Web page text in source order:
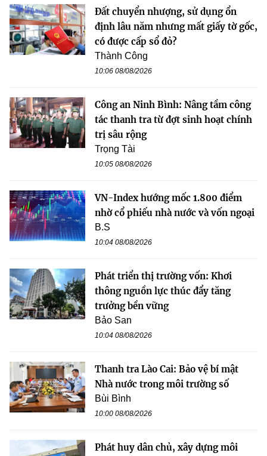
Đất chuyển nhượng, sử dụng ổn
định lâu năm nhưng mất giấy tờ gốc,
có được cấp sổ đỏ?
Thành Công
10:06 08/08/2026
Công an Ninh Bình: Nâng tầm công
tác thanh tra từ đợt sinh hoạt chính
trị sâu rộng
Trọng Tài
10:05 08/08/2026
VN-Index hướng mốc 1.800 điểm
nhờ cổ phiếu nhà nước và vốn ngoại
B.S
10:04 08/08/2026
Phát triển thị trường vốn: Khơi
thông nguồn lực thúc đẩy tăng
trưởng bền vững
Bảo San
10:04 08/08/2026
Thanh tra Lào Cai: Bảo vệ bí mật
Nhà nước trong môi trường số
Bùi Bình
10:00 08/08/2026
Phát huy dân chủ, xây dựng môi